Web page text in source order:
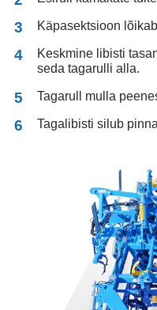
Käpasektsioon
Keskmine libisti
seda tagarulli alla.
Tagarull mulla
Tagalibisti silub